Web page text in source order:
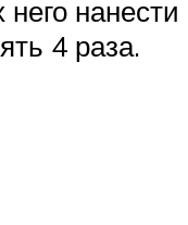
нанести
4 раза.